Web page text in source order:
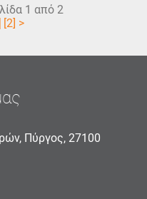
1 από 2
[2] >
Πύργος, 27100